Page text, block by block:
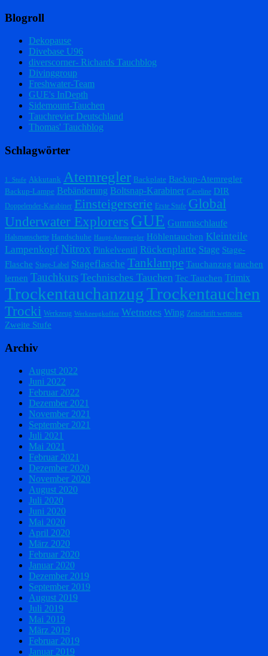
Blogroll
Dekopause
Divebase U96
diverscorner- Richards Tauchblog
Divinggroup
Freshwater-Team
GUE's InDepth
Sidemount-Tauchen
Tauchrevier Deutschland
Thomas' Tauchblog
Schlagwörter
1. Stufe Akkutank Atemregler Backplate Backup-Atemregler
Backup-Lampe Bebänderung Boltsnap-Karabiner Caveline DIR
Doppelender-Karabiner Einsteigerserie Erste Stufe Global
Underwater Explorers GUE Gummischlaufe
Halsmanschette Handschuhe Haupt-Atemregler Höhlentauchen Kleinteile
Lampenkopf Nitrox Pinkelventil Rückenplatte Stage Stage-
Flasche Stage-Label Stageflasche Tanklampe Tauchanzug tauchen
lernen Tauchkurs Technisches Tauchen Tec Tauchen Trimix
TrockentauchanzugTrockentauchen
Trocki Werkzeug Werkzeugkoffer Wetnotes Wing Zeitschrift wetnotes
Zweite Stufe
Archiv
August 2022
Juni 2022
Februar 2022
Dezember 2021
November 2021
September 2021
Juli 2021
Mai 2021
Februar 2021
Dezember 2020
November 2020
August 2020
Juli 2020
Juni 2020
Mai 2020
April 2020
März 2020
Februar 2020
Januar 2020
Dezember 2019
September 2019
August 2019
Juli 2019
Mai 2019
März 2019
Februar 2019
Januar 2019